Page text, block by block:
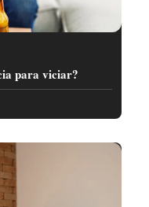
para viciar?